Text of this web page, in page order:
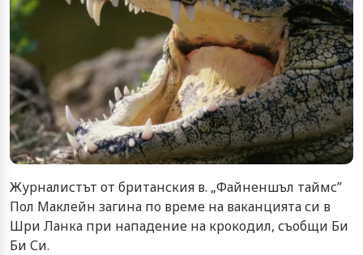
Журналистът от британския в. „Файненшъл таймс”
Пол Маклейн загина по време на ваканцията си в
Шри Ланка при нападение на крокодил, съобщи Би
Би Си.